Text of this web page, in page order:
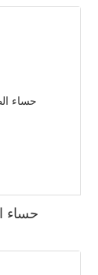
حساء